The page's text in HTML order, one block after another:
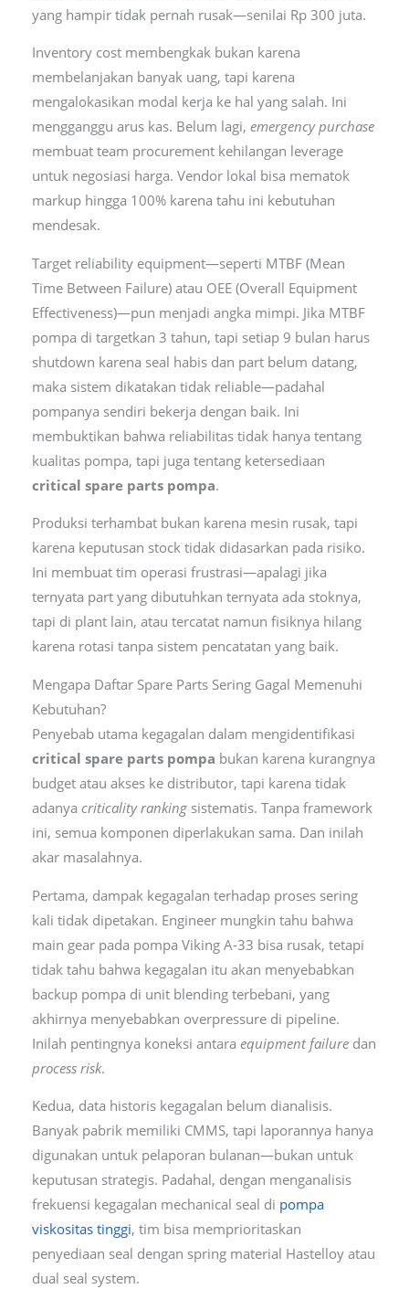
yang hampir tidak pernah rusak—senilai Rp 300 juta.
Inventory cost membengkak bukan karena
membelanjakan banyak uang, tapi karena
mengalokasikan modal kerja ke hal yang salah. Ini
mengganggu arus kas. Belum lagi, emergency purchase
membuat team procurement kehilangan leverage
untuk negosiasi harga. Vendor lokal bisa mematok
markup hingga 100% karena tahu ini kebutuhan
mendesak.
Target reliability equipment—seperti MTBF (Mean
Time Between Failure) atau OEE (Overall Equipment
Effectiveness)—pun menjadi angka mimpi. Jika MTBF
pompa di targetkan 3 tahun, tapi setiap 9 bulan harus
shutdown karena seal habis dan part belum datang,
maka sistem dikatakan tidak reliable—padahal
pompanya sendiri bekerja dengan baik. Ini
membuktikan bahwa reliabilitas tidak hanya tentang
kualitas pompa, tapi juga tentang ketersediaan
critical spare parts pompa.
Produksi terhambat bukan karena mesin rusak, tapi
karena keputusan stock tidak didasarkan pada risiko.
Ini membuat tim operasi frustrasi—apalagi jika
ternyata part yang dibutuhkan ternyata ada stoknya,
tapi di plant lain, atau tercatat namun fisiknya hilang
karena rotasi tanpa sistem pencatatan yang baik.
Mengapa Daftar Spare Parts Sering Gagal Memenuhi
Kebutuhan?
Penyebab utama kegagalan dalam mengidentifikasi
critical spare parts pompa bukan karena kurangnya
budget atau akses ke distributor, tapi karena tidak
adanya criticality rankingsistematis. Tanpa framework
ini, semua komponen diperlakukan sama. Dan inilah
akar masalahnya.
Pertama, dampak kegagalan terhadap proses sering
kali tidak dipetakan. Engineer mungkin tahu bahwa
main gear pada pompa Viking A-33 bisa rusak, tetapi
tidak tahu bahwa kegagalan itu akan menyebabkan
backup pompa di unit blending terbebani, yang
akhirnya menyebabkan overpressure di pipeline.
Inilah pentingnya koneksi antara equipment failuredan
process risk.
Kedua, data historis kegagalan belum dianalisis.
Banyak pabrik memiliki CMMS, tapi laporannya hanya
digunakan untuk pelaporan bulanan—bukan untuk
keputusan strategis. Padahal, dengan menganalisis
frekuensi kegagalan mechanical seal di pompa
viskositas tinggi, tim bisa memprioritaskan
penyediaan seal dengan spring material Hastelloy atau
dual seal system.